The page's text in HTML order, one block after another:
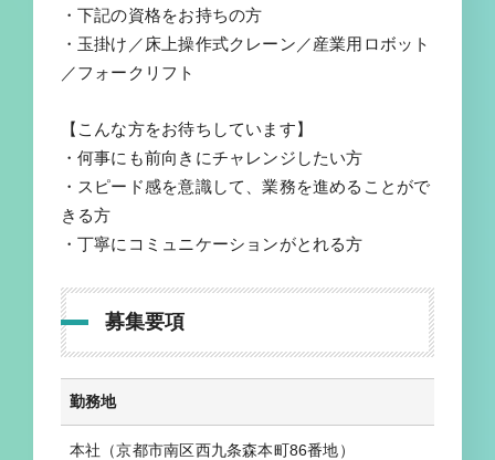
・下記の資格をお持ちの方
・玉掛け／床上操作式クレーン／産業用ロボット
／フォークリフト
【こんな方をお待ちしています】
・何事にも前向きにチャレンジしたい方
・スピード感を意識して、業務を進めることがで
きる方
・丁寧にコミュニケーションがとれる方
募集要項
勤務地
本社（京都市南区西九条森本町86番地）